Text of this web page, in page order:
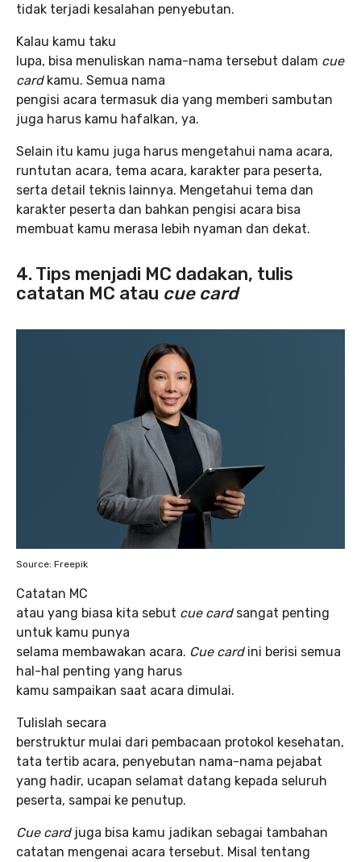
tidak terjadi kesalahan penyebutan.
Kalau kamu taku
lupa, bisa menuliskan nama-nama tersebut dalam cue
card kamu. Semua nama
pengisi acara termasuk dia yang memberi sambutan
juga harus kamu hafalkan, ya.
Selain itu kamu juga harus mengetahui nama acara,
runtutan acara, tema acara, karakter para peserta,
serta detail teknis lainnya. Mengetahui tema dan
karakter peserta dan bahkan pengisi acara bisa
membuat kamu merasa lebih nyaman dan dekat.
4. Tips menjadi MC dadakan, tulis
catatan MC atau cue card
Source: Freepik
Catatan MC
atau yang biasa kita sebut cue card sangat penting
untuk kamu punya
selama membawakan acara. Cue card ini berisi semua
hal-hal penting yang harus
kamu sampaikan saat acara dimulai.
Tulislah secara
berstruktur mulai dari pembacaan protokol kesehatan,
tata tertib acara, penyebutan nama-nama pejabat
yang hadir, ucapan selamat datang kepada seluruh
peserta, sampai ke penutup.
Cue card juga bisa kamu jadikan sebagai tambahan
catatan mengenai acara tersebut. Misal tentang